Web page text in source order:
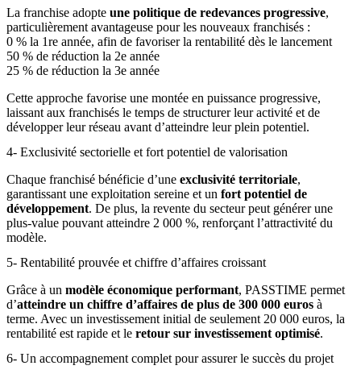
La franchise adopte une politique de redevances progressive,
particulièrement avantageuse pour les nouveaux franchisés :
0 % la 1re année, afin de favoriser la rentabilité dès le lancement
50 % de réduction la 2e année
25 % de réduction la 3e année
Cette approche favorise une montée en puissance progressive,
laissant aux franchisés le temps de structurer leur activité et de
développer leur réseau avant d’atteindre leur plein potentiel.
4- Exclusivité sectorielle et fort potentiel de valorisation
Chaque franchisé bénéficie d’une exclusivité territoriale,
garantissant une exploitation sereine et un fort potentiel de
développement. De plus, la revente du secteur peut générer une
plus-value pouvant atteindre 2 000 %, renforçant l’attractivité du
modèle.
5- Rentabilité prouvée et chiffre d’affaires croissant
Grâce à un modèle économique performant, PASSTIME permet
d’atteindre un chiffre d’affaires de plus de 300 000 euros à
terme. Avec un investissement initial de seulement 20 000 euros, la
rentabilité est rapide et le retour sur investissement optimisé.
6- Un accompagnement complet pour assurer le succès du projet